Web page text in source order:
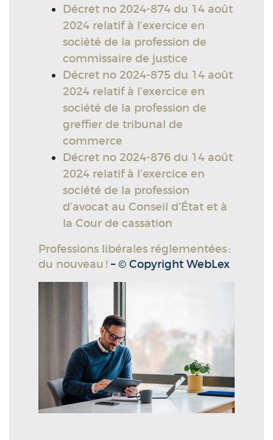
Décret no 2024-874 du 14 août
2024 relatif à l’exercice en
société de la profession de
commissaire de justice
Décret no 2024-875 du 14 août
2024 relatif à l’exercice en
société de la profession de
greffier de tribunal de
commerce
Décret no 2024-876 du 14 août
2024 relatif à l’exercice en
société de la profession
d’avocat au Conseil d’État et à
la Cour de cassation
Professions libérales réglementées :
du nouveau ! – © Copyright WebLex